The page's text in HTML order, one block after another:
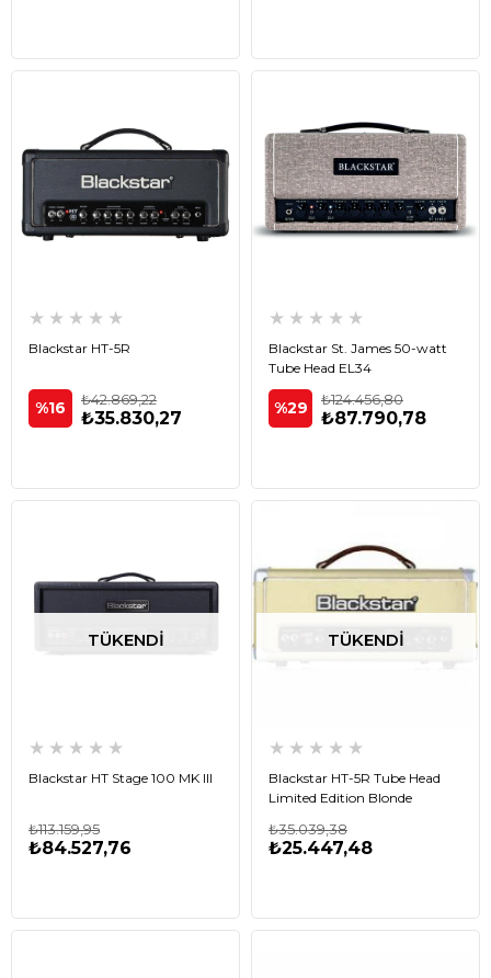
★ ★ ★ ★ ★
Blackstar HT-5R
%16 ₺35.830,27
₺42.869,22
★ ★ ★ ★ ★
Blackstar St. James 50-watt
Tube Head EL34
%29 ₺87.790,78
₺124.456,80
TÜKENDI
★ ★ ★ ★ ★
Blackstar HT Stage 100 MK III
₺84.527,76
₺113.159,95
TÜKENDI
★ ★ ★ ★ ★
Blackstar HT-5R Tube Head
Limited Edition Blonde
₺25.447,48
₺35.039,38